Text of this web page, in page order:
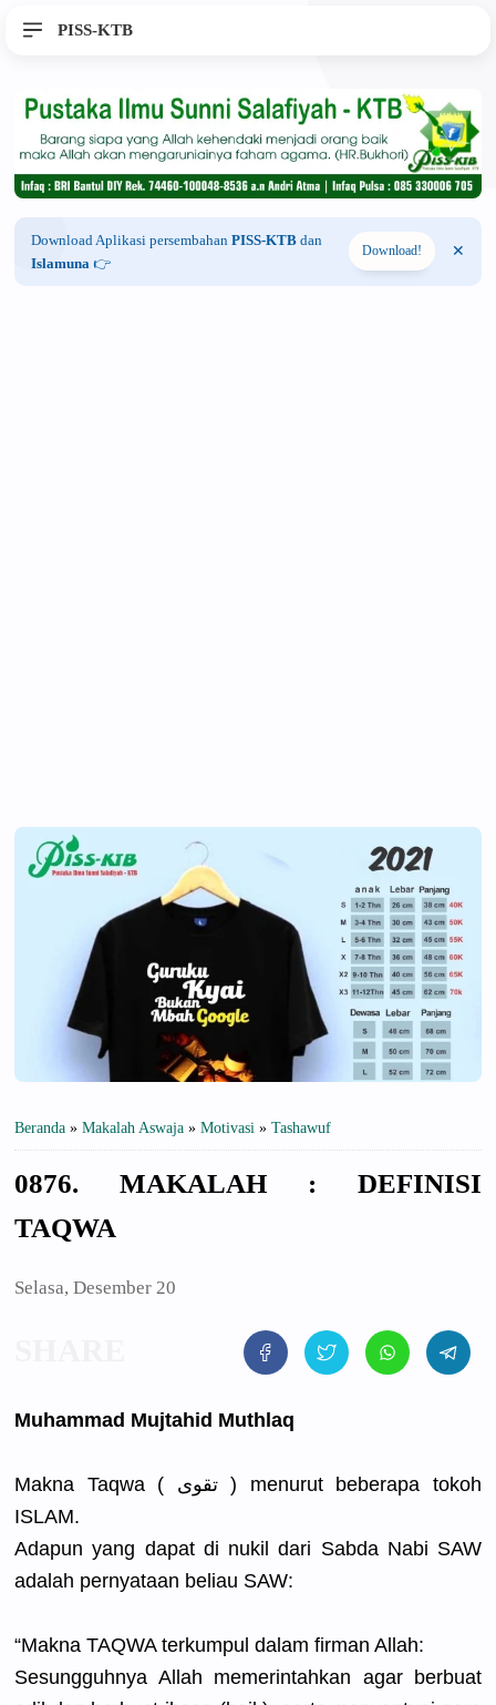
PISS-KTB
Download Aplikasi persembahan PISS-KTB dan
Islamuna 👉
Download!
Beranda » Makalah Aswaja » Motivasi » Tashawuf
0876. MAKALAH : DEFINISI
TAQWA
Selasa, Desember 20
Muhammad Mujtahid Muthlaq
Makna Taqwa ( تقوى ) menurut beberapa tokoh
ISLAM.
Adapun yang dapat di nukil dari Sabda Nabi SAW
adalah pernyataan beliau SAW:
“Makna TAQWA terkumpul dalam firman Allah:
Sesungguhnya Allah memerintahkan agar berbuat